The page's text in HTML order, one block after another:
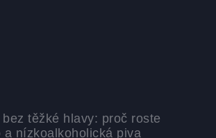
těžké hlavy: proč roste
a nízkoalkoholická piva